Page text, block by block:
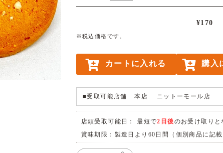
¥170
※税込価格です。
カートに入れる 購入
■受取可能店舗 本店 ニットーモール店
店頭受取可能日： 最短で2日後のお受け取りと
賞味期限：製造日より60日間（個別商品に記載